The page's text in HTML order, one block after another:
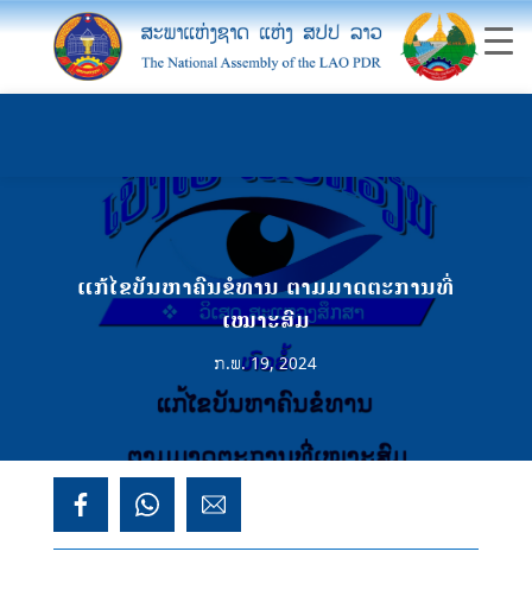
ແກ້ໄຂບັນຫາຄົນຂໍທານ ຕາມມາດຕະການທີ່
ເໝາະສົມ
ກ.ພ. 19, 2024